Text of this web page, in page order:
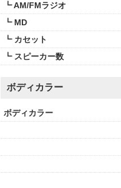
┗ AM/FMラジオ
┗ MD
┗ カセット
┗ スピーカー数
ボディカラー
ボディカラー